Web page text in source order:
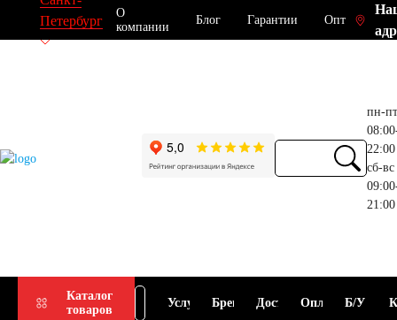
Петербург
О
компании
Блог Гарантии Опт
пн-пт
22:00
сб-вс
21:00
Каталог
товаров
Подбор
Услуги Бренды ДоставкаОплата Б/У